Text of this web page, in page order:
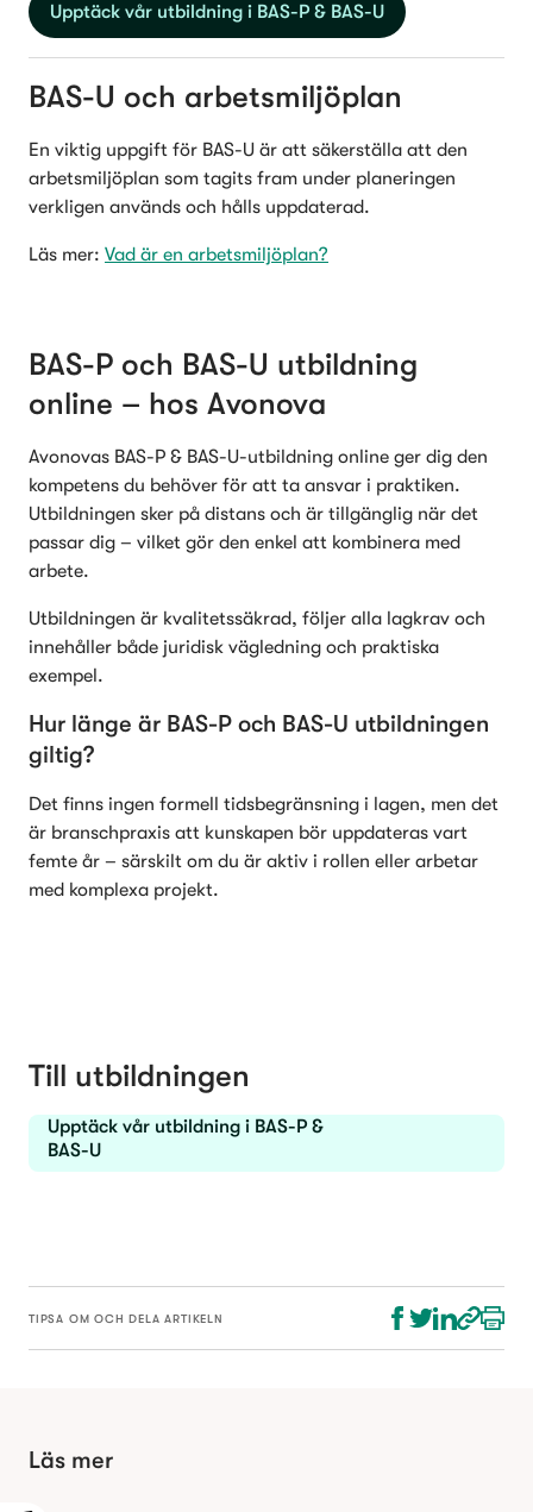
Upptäck vår utbildning i BAS-P & BAS-U
BAS-U och arbetsmiljöplan
En viktig uppgift för BAS-U är att säkerställa att den
arbetsmiljöplan som tagits fram under planeringen
verkligen används och hålls uppdaterad.
Läs mer: Vad är en arbetsmiljöplan?
BAS-P och BAS-U utbildning
online – hos Avonova
Avonovas BAS-P & BAS-U-utbildning online ger dig den
kompetens du behöver för att ta ansvar i praktiken.
Utbildningen sker på distans och är tillgänglig när det
passar dig – vilket gör den enkel att kombinera med
arbete.
Utbildningen är kvalitetssäkrad, följer alla lagkrav och
innehåller både juridisk vägledning och praktiska
exempel.
Hur länge är BAS-P och BAS-U utbildningen
giltig?
Det finns ingen formell tidsbegränsning i lagen, men det
är branschpraxis att kunskapen bör uppdateras vart
femte år – särskilt om du är aktiv i rollen eller arbetar
med komplexa projekt.
Till utbildningen
Upptäck vår utbildning i BAS-P &
BAS-U
TIPSA OM OCH DELA ARTIKELN
Läs mer